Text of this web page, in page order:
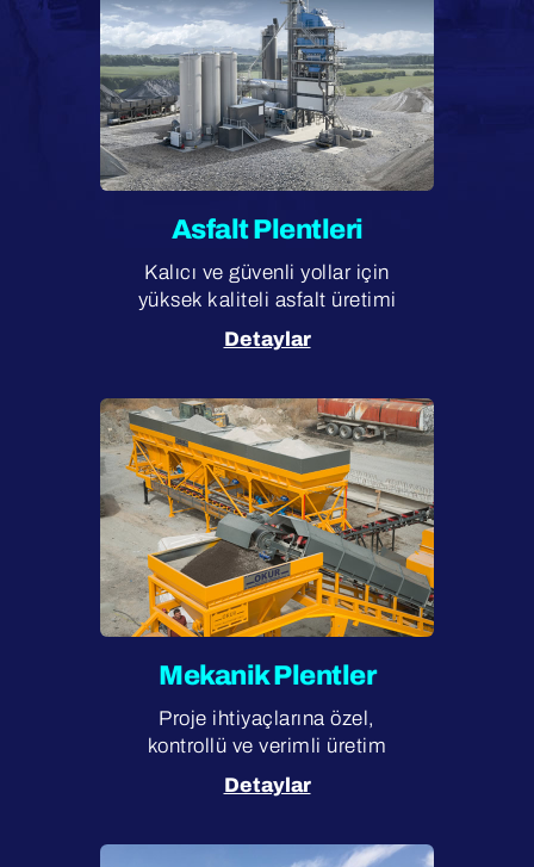
Asfalt Plentleri
Kalıcı ve güvenli yollar için
yüksek kaliteli asfalt üretimi
Detaylar
Mekanik Plentler
Proje ihtiyaçlarına özel,
kontrollü ve verimli üretim
Detaylar